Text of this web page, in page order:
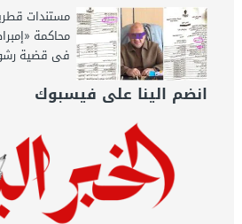
مستندات
محاكمة
فى قضية
انضم الينا على فيسبوك